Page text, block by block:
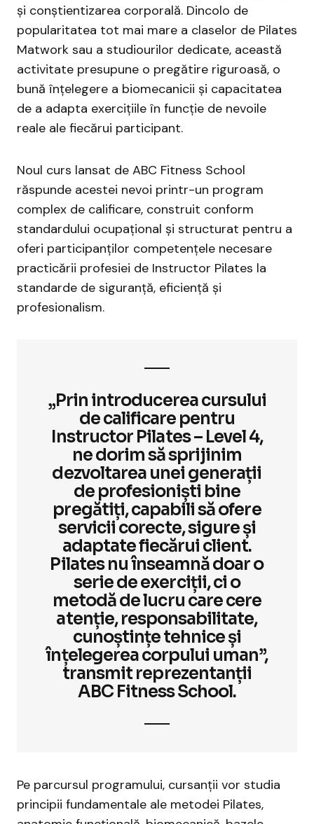
și conștientizarea corporală. Dincolo de
popularitatea tot mai mare a claselor de Pilates
Matwork sau a studiourilor dedicate, această
activitate presupune o pregătire riguroasă, o
bună înțelegere a biomecanicii și capacitatea
de a adapta exercițiile în funcție de nevoile
reale ale fiecărui participant.
Noul curs lansat de ABC Fitness School
răspunde acestei nevoi printr-un program
complex de calificare, construit conform
standardului ocupațional și structurat pentru a
oferi participanților competențele necesare
practicării profesiei de Instructor Pilates la
standarde de siguranță, eficiență și
profesionalism.
„Prin introducerea cursului
de calificare pentru
Instructor Pilates – Level 4,
ne dorim să sprijinim
dezvoltarea unei generații
de profesioniști bine
pregătiți, capabili să ofere
servicii corecte, sigure și
adaptate fiecărui client.
Pilates nu înseamnă doar o
serie de exerciții, ci o
metodă de lucru care cere
atenție, responsabilitate,
cunoștințe tehnice și
înțelegerea corpului uman”,
transmit reprezentanții
ABC Fitness School.
Pe parcursul programului, cursanții vor studia
principii fundamentale ale metodei Pilates,